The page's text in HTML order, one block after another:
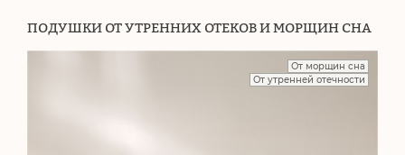
ПОДУШКИ ОТ УТРЕННИХ ОТЕКОВ И МОРЩИН СНА
От морщин сна
От утренней отечности